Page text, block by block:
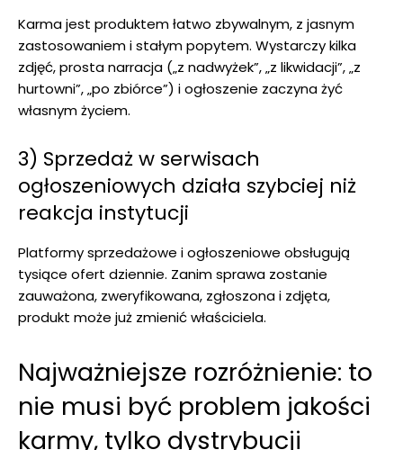
Karma jest produktem łatwo zbywalnym, z jasnym
zastosowaniem i stałym popytem. Wystarczy kilka
zdjęć, prosta narracja („z nadwyżek”, „z likwidacji”, „z
hurtowni”, „po zbiórce”) i ogłoszenie zaczyna żyć
własnym życiem.
3) Sprzedaż w serwisach
ogłoszeniowych działa szybciej niż
reakcja instytucji
Platformy sprzedażowe i ogłoszeniowe obsługują
tysiące ofert dziennie. Zanim sprawa zostanie
zauważona, zweryfikowana, zgłoszona i zdjęta,
produkt może już zmienić właściciela.
Najważniejsze rozróżnienie: to
nie musi być problem jakości
karmy, tylko dystrybucji